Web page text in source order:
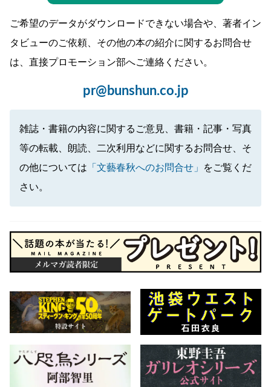
ご希望のデータがダウンロードできない場合や、著者イン
タビューのご依頼、その他の本の紹介に関するお問合せ
は、直接プロモーション部へご連絡ください。
pr@bunshun.co.jp
雑誌・書籍の内容に関するご意見、書籍・記事・写真
等の転載、朗読、二次利用などに関するお問合せ、そ
の他については 「文藝春秋へのお問合せ」
をご覧くだ
さい。